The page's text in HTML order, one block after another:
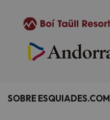
SOBRE ESQUIADES.COM